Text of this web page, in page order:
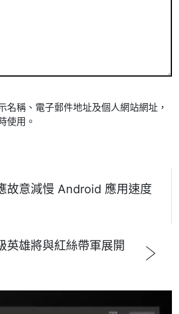
名稱、電子郵件地址及個人網站網址，
使用。
故意減慢 Android 應用速度
英雄將與紅絲帶軍展開